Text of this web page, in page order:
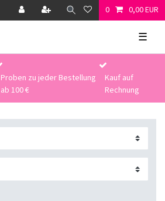
0 0,00 EUR
☰
Proben zu jeder Bestellung
ab 100 €
Kauf auf
Rechnung